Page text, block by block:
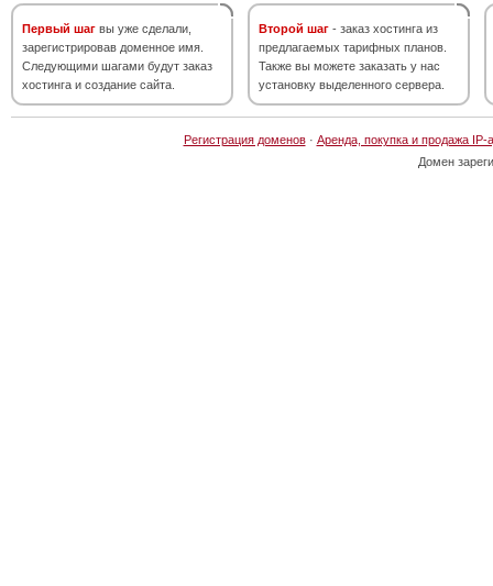
Первый шаг вы уже сделали,
зарегистрировав доменное имя.
Следующими шагами будут заказ
хостинга и создание сайта.
Второй шаг - заказ хостинга из
предлагаемых тарифных планов.
Также вы можете заказать у нас
установку выделенного сервера.
Регистрация доменов· Аренда, покупка и продажа IP-
Домен